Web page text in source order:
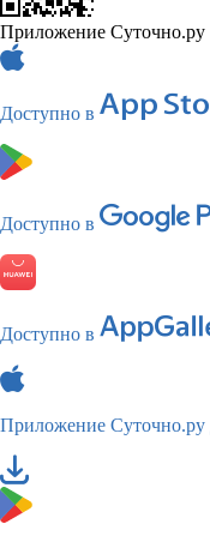
Приложение Суточно.ру
Доступно в
Доступно в
Доступно в
Приложение Суточно.ру